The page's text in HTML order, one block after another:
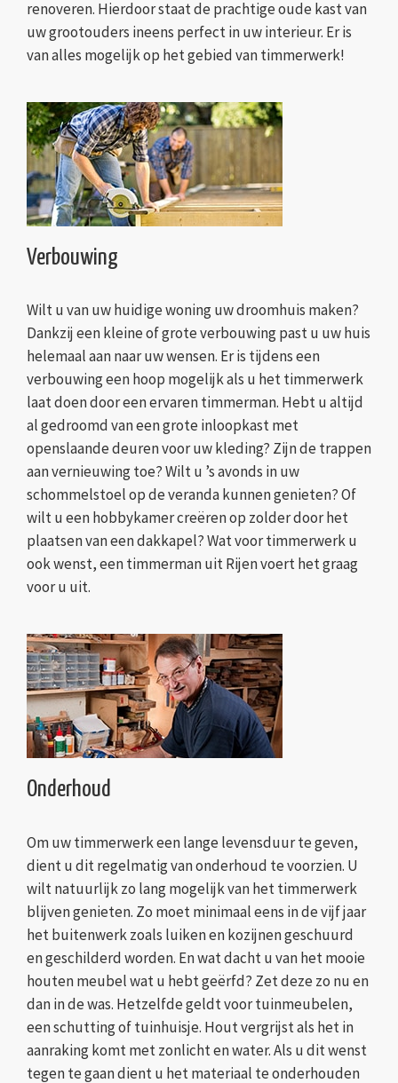
renoveren. Hierdoor staat de prachtige oude kast van
uw grootouders ineens perfect in uw interieur. Er is
van alles mogelijk op het gebied van timmerwerk!
Verbouwing
Wilt u van uw huidige woning uw droomhuis maken?
Dankzij een kleine of grote verbouwing past u uw huis
helemaal aan naar uw wensen. Er is tijdens een
verbouwing een hoop mogelijk als u het timmerwerk
laat doen door een ervaren timmerman. Hebt u altijd
al gedroomd van een grote inloopkast met
openslaande deuren voor uw kleding? Zijn de trappen
aan vernieuwing toe? Wilt u ’s avonds in uw
schommelstoel op de veranda kunnen genieten? Of
wilt u een hobbykamer creëren op zolder door het
plaatsen van een dakkapel? Wat voor timmerwerk u
ook wenst, een timmerman uit Rijen voert het graag
voor u uit.
Onderhoud
Om uw timmerwerk een lange levensduur te geven,
dient u dit regelmatig van onderhoud te voorzien. U
wilt natuurlijk zo lang mogelijk van het timmerwerk
blijven genieten. Zo moet minimaal eens in de vijf jaar
het buitenwerk zoals luiken en kozijnen geschuurd
en geschilderd worden. En wat dacht u van het mooie
houten meubel wat u hebt geërfd? Zet deze zo nu en
dan in de was. Hetzelfde geldt voor tuinmeubelen,
een schutting of tuinhuisje. Hout vergrijst als het in
aanraking komt met zonlicht en water. Als u dit wenst
tegen te gaan dient u het materiaal te onderhouden